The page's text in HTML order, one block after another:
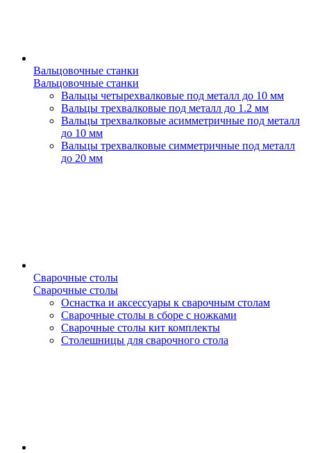
Вальцовочные станки
Вальцовочные станки
Вальцы четырехвалковые под металл до 10 мм
Вальцы трехвалковые под металл до 1.2 мм
Вальцы трехвалковые асимметричные под металл
до 10 мм
Вальцы трехвалковые симметричные под металл
до 20 мм
Сварочные столы
Сварочные столы
Оснастка и аксессуары к сварочным столам
Сварочные столы в сборе с ножками
Сварочные столы кит комплекты
Столешницы для сварочного стола